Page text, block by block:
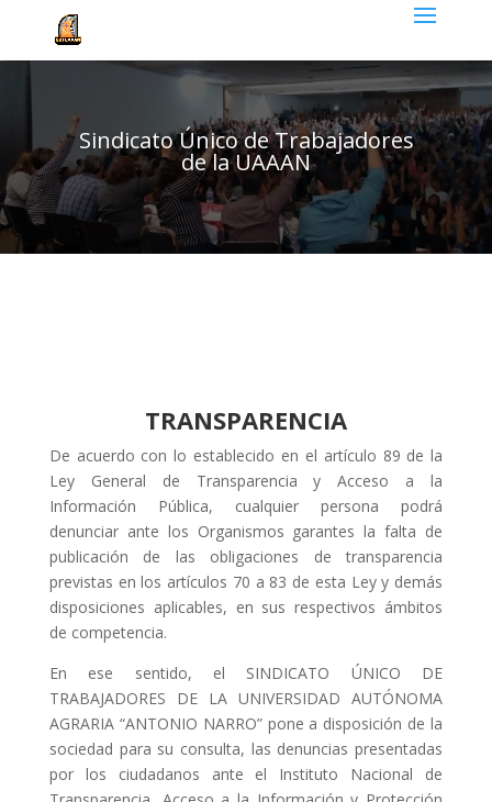
Sindicato Único de Trabajadores
de la UAAAN
TRANSPARENCIA
De acuerdo con lo establecido en el artículo 89 de la
Ley General de Transparencia y Acceso a la
Información Pública, cualquier persona podrá
denunciar ante los Organismos garantes la falta de
publicación de las obligaciones de transparencia
previstas en los artículos 70 a 83 de esta Ley y demás
disposiciones aplicables, en sus respectivos ámbitos
de competencia.
En ese sentido, el SINDICATO ÚNICO DE
TRABAJADORES DE LA UNIVERSIDAD AUTÓNOMA
AGRARIA “ANTONIO NARRO” pone a disposición de la
sociedad para su consulta, las denuncias presentadas
por los ciudadanos ante el Instituto Nacional de